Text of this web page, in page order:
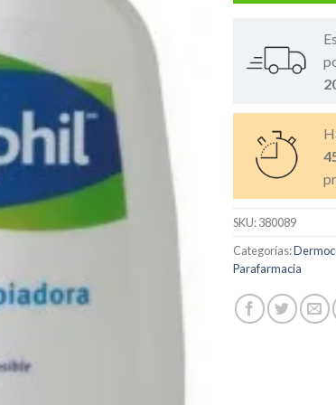
SKU:380089
Categorías:
Parafarmacia